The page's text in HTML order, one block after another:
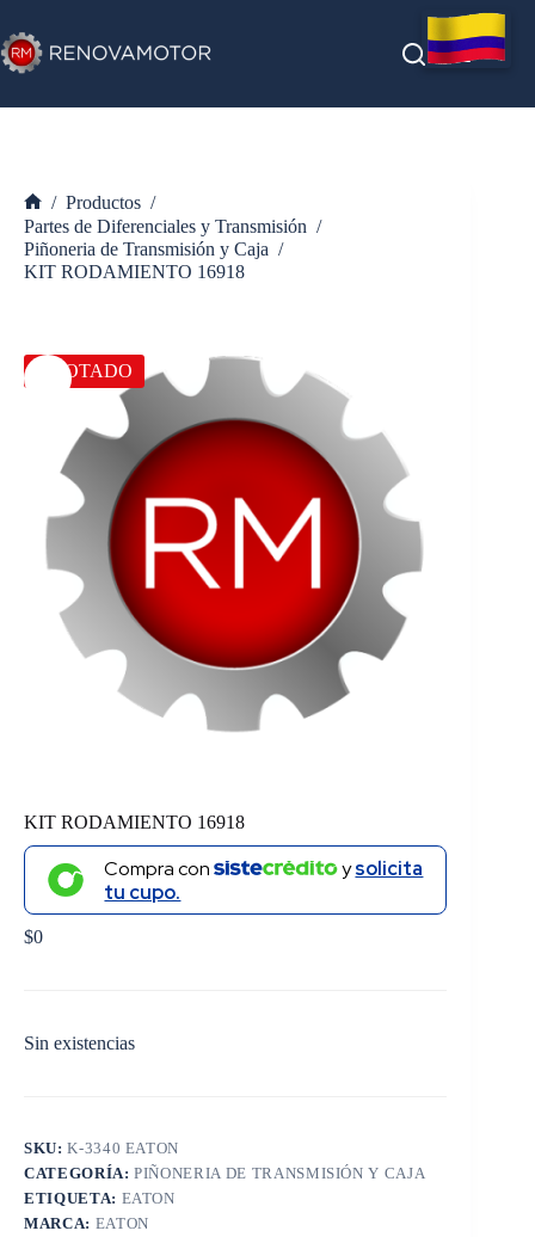
al
contenido
Inicio
/ Productos /
Partes de Diferenciales y Transmisión /
Piñoneria de Transmisión y Caja /
KIT RODAMIENTO 16918
AGOTADO
KIT RODAMIENTO 16918
Compra con ysolicita
tu cupo.
$0
Sin existencias
SKU:K-3340 EATON
CATEGORÍA:PIÑONERIA DE TRANSMISIÓN Y CAJA
ETIQUETA: EATON
MARCA: EATON